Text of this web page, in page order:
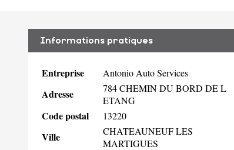
Informations pratiques
Entreprise Antonio Auto Services
Adresse
784 CHEMIN DU BORD DE L
ETANG
Code postal 13220
Ville
CHATEAUNEUF LES
MARTIGUES